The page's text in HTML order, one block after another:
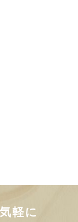
軽に